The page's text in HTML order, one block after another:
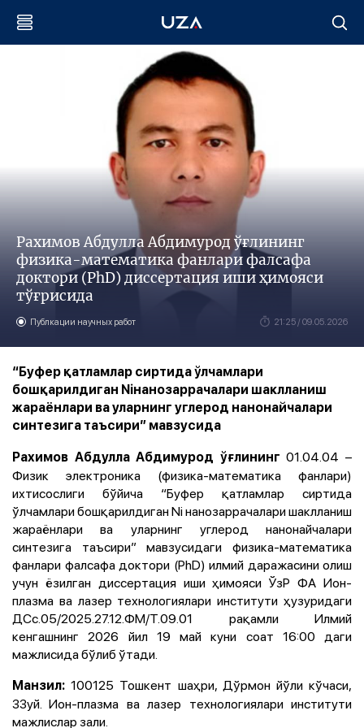
Рахимов Aбдулла Aбдимурод ўғлининг
физика-математика фанлари фалсафа
доктори (PhD) диссертация иши ҳимояси
тўғрисида
Публкации научных работ 21:25 / 09.05.2026
“Буфер қатламлар сиртида ўлчамлари
бошқарилдиган Niнанозаррачалари шаклланиш
жараёнлари ва уларнинг углерод нанонайчалари
синтезига таъсири” мавзусида
Рахимов Aбдулла Aбдимурод ўғлининг01.04.04 –
Физик электроника (физика-математика фанлари)
ихтисослиги бўйича “Буфер қатламлар сиртида
ўлчамлари бошқарилдиган Ni нанозаррачалари шаклланиш
жараёнлари ва уларнинг углерод нанонайчалари
синтезига таъсири” мавзусидаги физика-математика
фанлари фалсафа доктори (PhD) илмий даражасини олиш
учун ёзилган диссертация иши ҳимояси ЎзР ФA Ион-
плазма ва лазер технологиялари институти ҳузуридаги
ДСc.05/2025.27.12.ФМ/Т.09.01 рақамли Илмий
кенгашнинг 2026 йил 19 май куни соат 16:00 даги
мажлисида бўлиб ўтади.
Манзил:100125 Тошкент шаҳри, Дўрмон йўли кўчаси,
33уй. Ион-плазма ва лазер технологиялари институти
мажлислар зали.